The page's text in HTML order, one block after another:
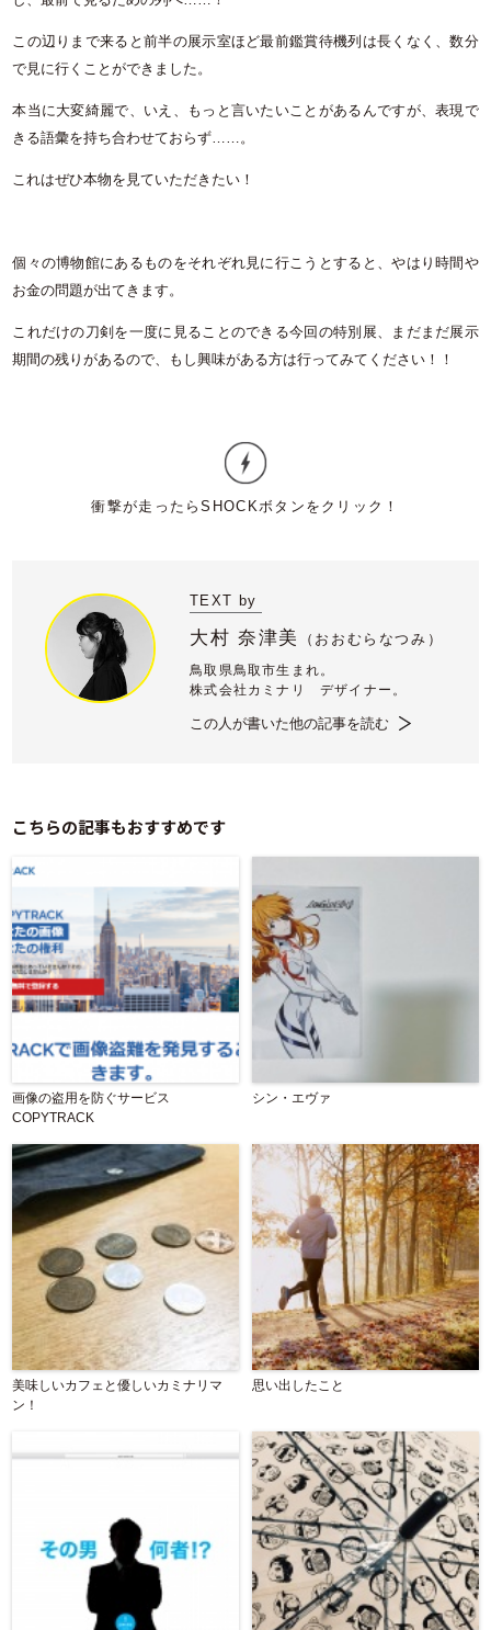
この辺りまで来ると前半の展示室ほど最前鑑賞待機列は長くなく、数分
で見に行くことができました。
本当に大変綺麗で、いえ、もっと言いたいことがあるんですが、表現で
きる語彙を持ち合わせておらず……。
これはぜひ本物を見ていただきたい！
個々の博物館にあるものをそれぞれ見に行こうとすると、やはり時間や
お金の問題が出てきます。
これだけの刀剣を一度に見ることのできる今回の特別展、まだまだ展示
期間の残りがあるので、もし興味がある方は行ってみてください！！
TEXT by
大村 奈津美 （ おおむらなつみ）
鳥取県鳥取市生まれ。
株式会社カミナリ デザイナー。
この人が書いた他の記事を読む
こちらの記事もおすすめです
画像の盗用を防ぐサービス
COPYTRACK
シン・エヴァ
美味しいカフェと優しいカミナリマ
ン！
思い出したこと